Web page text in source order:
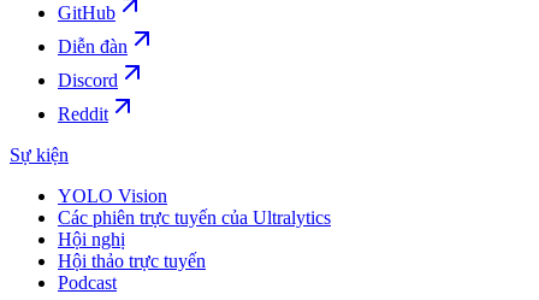
GitHub
Diễn đàn
Discord
Reddit
Sự kiện
YOLO Vision
Các phiên trực tuyến của Ultralytics
Hội nghị
Hội thảo trực tuyến
Podcast